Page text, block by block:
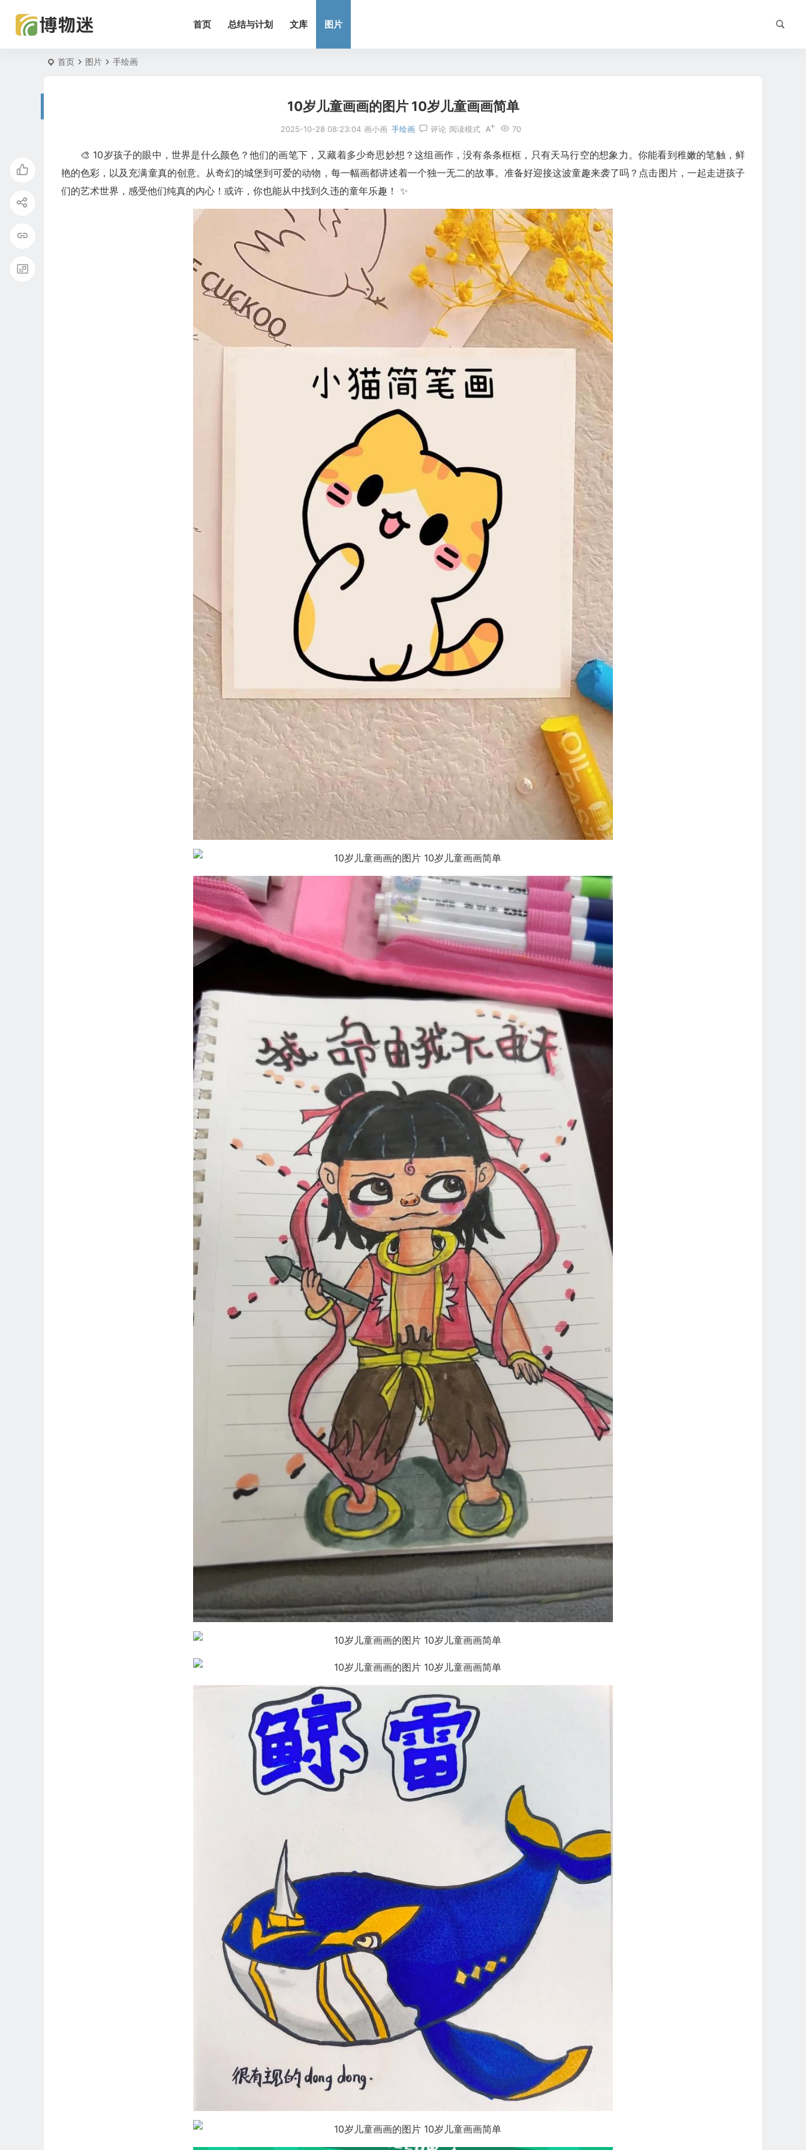
首页 总结与计划 文库 图片
首页 图片 手绘画
10岁儿童画画的图片 10岁儿童画画简单
2025-10-28 08:23:04 画小画 手绘画 评论 70
阅读模式
🎨 10岁孩子的眼中，世界是什么颜色？他们的画笔下，又藏着多少奇思妙想？这组画作，没有条条框框，只有天马行空的想象力。你能看到稚嫩的笔触，鲜
艳的色彩，以及充满童真的创意。从奇幻的城堡到可爱的动物，每一幅画都讲述着一个独一无二的故事。准备好迎接这波童趣来袭了吗？点击图片，一起走进孩子
们的艺术世界，感受他们纯真的内心！或许，你也能从中找到久违的童年乐趣！ ✨